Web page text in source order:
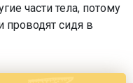
части тела, потому
проводят сидя в